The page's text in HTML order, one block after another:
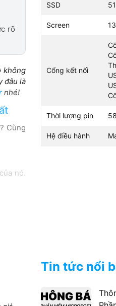
40Gb/s) USB 3.1 Gen 2
(lên đến 10Gb/s) Cổng
rõ
không
đâu là
nhé!
Cùng
nó.
nhẹ
bạn
Dải
SSD
Screen
Cổng kết nối
Thời lượng pin
Hệ điều hành
Tin tức nổi